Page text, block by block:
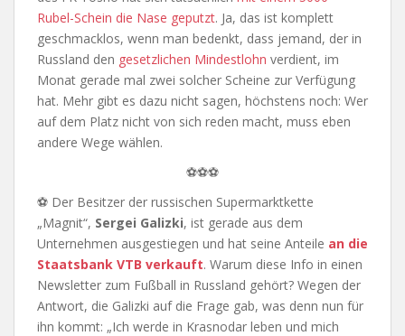
Rubel-Schein die Nase geputzt. Ja, das ist komplett
geschmacklos, wenn man bedenkt, dass jemand, der in
Russland den gesetzlichen Mindestlohn verdient, im
Monat gerade mal zwei solcher Scheine zur Verfügung
hat. Mehr gibt es dazu nicht sagen, höchstens noch: Wer
auf dem Platz nicht von sich reden macht, muss eben
andere Wege wählen.
⚽⚽⚽
⚽ Der Besitzer der russischen Supermarktkette
„Magnit“, Sergei Galizki, ist gerade aus dem
Unternehmen ausgestiegen und hat seine Anteile an die
Staatsbank VTB verkauft. Warum diese Info in einen
Newsletter zum Fußball in Russland gehört? Wegen der
Antwort, die Galizki auf die Frage gab, was denn nun für
ihn kommt: „Ich werde in Krasnodar leben und mich